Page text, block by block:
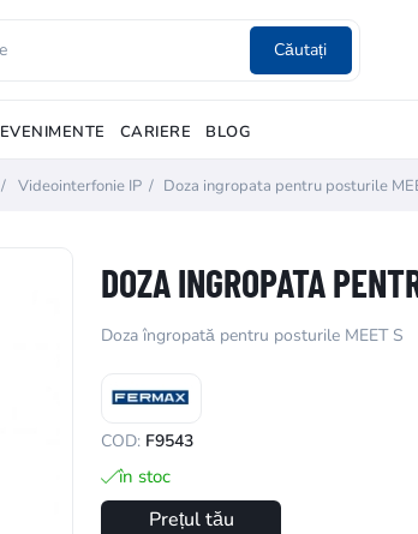
Căutați
EVENIMENTE CARIERE BLOG
/ Videointerfonie IP / Doza ingropata pentru posturile
DOZA INGROPATA
Doza îngropată pentru posturile MEET S
COD: F9543
în stoc
Prețul tău